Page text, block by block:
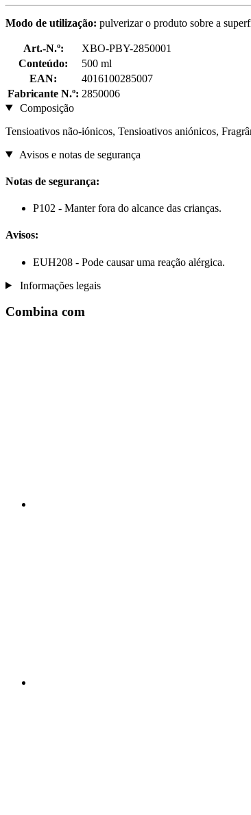
Modo de utilização: pulverizar o produto sobre a
Art.-N.º:
XBO-PBY-2850001
Conteúdo:
500 ml
EAN:
4016100285007
Fabricante N.º: 2850006
Composição
Tensioativos não-iónicos, Tensioativos aniónicos,
Avisos e notas de segurança
Notas de segurança:
P102 - Manter fora do alcance das crianças.
Avisos:
EUH208 - Pode causar uma reação alérgica.
Informações legais
Combina com